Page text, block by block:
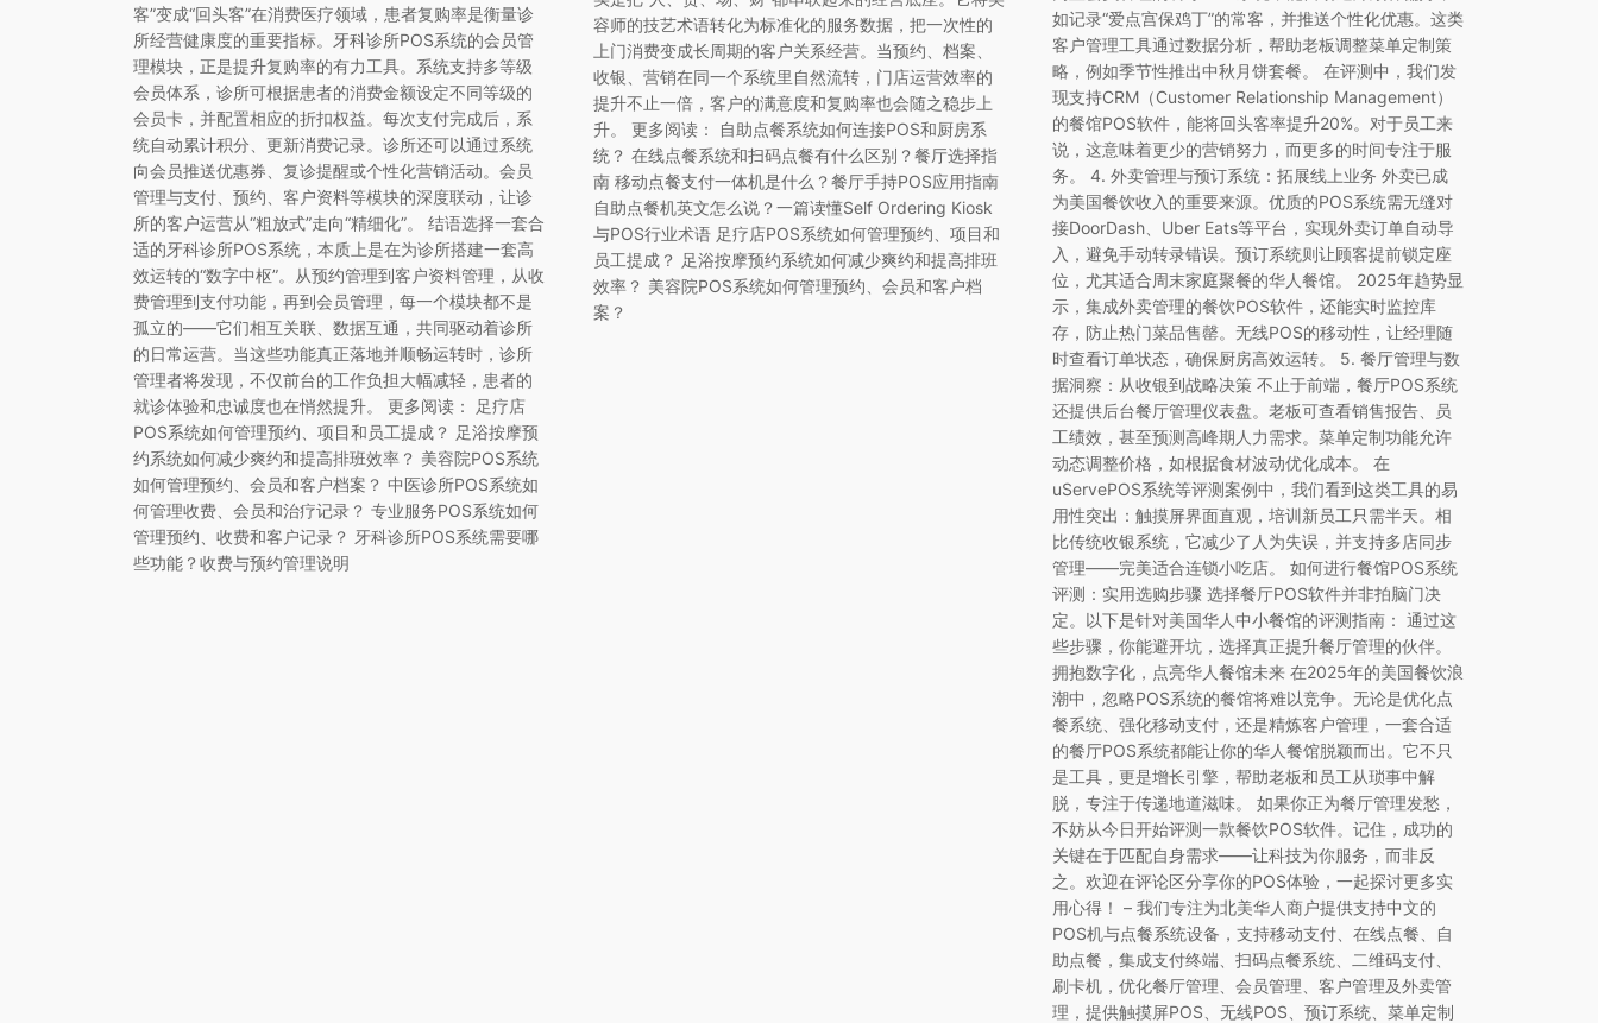
客”变成“回头客”在消费医疗领域，患者复购率是衡量诊
所经营健康度的重要指标。牙科诊所POS系统的会员管
理模块，正是提升复购率的有力工具。系统支持多等级
会员体系，诊所可根据患者的消费金额设定不同等级的
会员卡，并配置相应的折扣权益。每次支付完成后，系
统自动累计积分、更新消费记录。诊所还可以通过系统
向会员推送优惠券、复诊提醒或个性化营销活动。会员
管理与支付、预约、客户资料等模块的深度联动，让诊
所的客户运营从“粗放式”走向“精细化”。 结语选择一套合
适的牙科诊所POS系统，本质上是在为诊所搭建一套高
效运转的“数字中枢”。从预约管理到客户资料管理，从收
费管理到支付功能，再到会员管理，每一个模块都不是
孤立的——它们相互关联、数据互通，共同驱动着诊所
的日常运营。当这些功能真正落地并顺畅运转时，诊所
管理者将发现，不仅前台的工作负担大幅减轻，患者的
就诊体验和忠诚度也在悄然提升。 更多阅读： 足疗店
POS系统如何管理预约、项目和员工提成？ 足浴按摩预
约系统如何减少爽约和提高排班效率？ 美容院POS系统
如何管理预约、会员和客户档案？ 中医诊所POS系统如
何管理收费、会员和治疗记录？ 专业服务POS系统如何
管理预约、收费和客户记录？ 牙科诊所POS系统需要哪
些功能？收费与预约管理说明
容师的技艺术语转化为标准化的服务数据，把一次性的
上门消费变成长周期的客户关系经营。当预约、档案、
收银、营销在同一个系统里自然流转，门店运营效率的
提升不止一倍，客户的满意度和复购率也会随之稳步上
升。 更多阅读： 自助点餐系统如何连接POS和厨房系
统？ 在线点餐系统和扫码点餐有什么区别？餐厅选择指
南 移动点餐支付一体机是什么？餐厅手持POS应用指南
自助点餐机英文怎么说？一篇读懂Self Ordering Kiosk
与POS行业术语 足疗店POS系统如何管理预约、项目和
员工提成？ 足浴按摩预约系统如何减少爽约和提高排班
效率？ 美容院POS系统如何管理预约、会员和客户档
案？
如记录“爱点宫保鸡丁”的常客，并推送个性化优惠。这类
客户管理工具通过数据分析，帮助老板调整菜单定制策
略，例如季节性推出中秋月饼套餐。 在评测中，我们发
现支持CRM（Customer Relationship Management）
的餐馆POS软件，能将回头客率提升20%。对于员工来
说，这意味着更少的营销努力，而更多的时间专注于服
务。 4. 外卖管理与预订系统：拓展线上业务 外卖已成
为美国餐饮收入的重要来源。优质的POS系统需无缝对
接DoorDash、Uber Eats等平台，实现外卖订单自动导
入，避免手动转录错误。预订系统则让顾客提前锁定座
位，尤其适合周末家庭聚餐的华人餐馆。 2025年趋势显
示，集成外卖管理的餐饮POS软件，还能实时监控库
存，防止热门菜品售罄。无线POS的移动性，让经理随
时查看订单状态，确保厨房高效运转。 5. 餐厅管理与数
据洞察：从收银到战略决策 不止于前端，餐厅POS系统
还提供后台餐厅管理仪表盘。老板可查看销售报告、员
工绩效，甚至预测高峰期人力需求。菜单定制功能允许
动态调整价格，如根据食材波动优化成本。 在
uServePOS系统等评测案例中，我们看到这类工具的易
用性突出：触摸屏界面直观，培训新员工只需半天。相
比传统收银系统，它减少了人为失误，并支持多店同步
管理——完美适合连锁小吃店。 如何进行餐馆POS系统
评测：实用选购步骤 选择餐厅POS软件并非拍脑门决
定。以下是针对美国华人中小餐馆的评测指南： 通过这
些步骤，你能避开坑，选择真正提升餐厅管理的伙伴。
拥抱数字化，点亮华人餐馆未来 在2025年的美国餐饮浪
潮中，忽略POS系统的餐馆将难以竞争。无论是优化点
餐系统、强化移动支付，还是精炼客户管理，一套合适
的餐厅POS系统都能让你的华人餐馆脱颖而出。它不只
是工具，更是增长引擎，帮助老板和员工从琐事中解
脱，专注于传递地道滋味。 如果你正为餐厅管理发愁，
不妨从今日开始评测一款餐饮POS软件。记住，成功的
关键在于匹配自身需求——让科技为你服务，而非反
之。欢迎在评论区分享你的POS体验，一起探讨更多实
用心得！ – 我们专注为北美华人商户提供支持中文的
POS机与点餐系统设备，支持移动支付、在线点餐、自
助点餐，集成支付终端、扫码点餐系统、二维码支付、
刷卡机，优化餐厅管理、会员管理、客户管理及外卖管
理，提供触摸屏POS、无线POS、预订系统、菜单定制